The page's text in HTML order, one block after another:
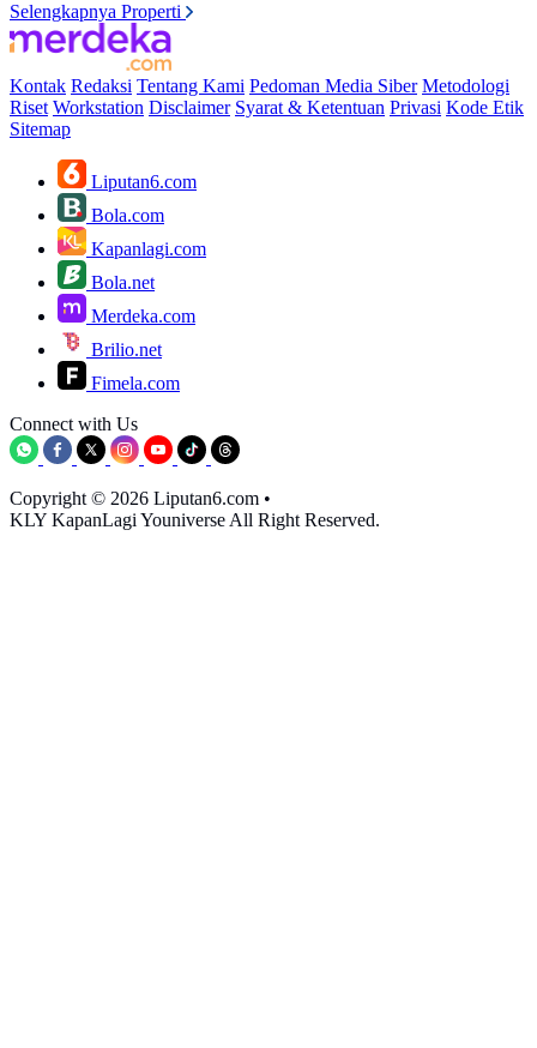
Selengkapnya Properti
Kontak Redaksi Tentang Kami Pedoman Media Siber Metodologi
Riset Workstation Disclaimer Syarat & Ketentuan Privasi Kode Etik
Sitemap
Liputan6.com
Bola.com
Kapanlagi.com
Bola.net
Merdeka.com
Brilio.net
Fimela.com
Connect with Us
Copyright © 2026 Liputan6.com •
KLY KapanLagi Youniverse All Right Reserved.